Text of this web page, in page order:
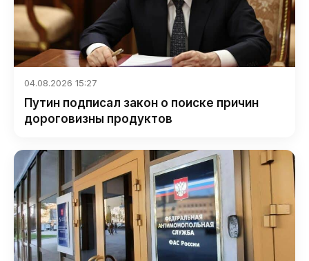
04.08.2026 15:27
Путин подписал закон о поиске причин
дороговизны продуктов